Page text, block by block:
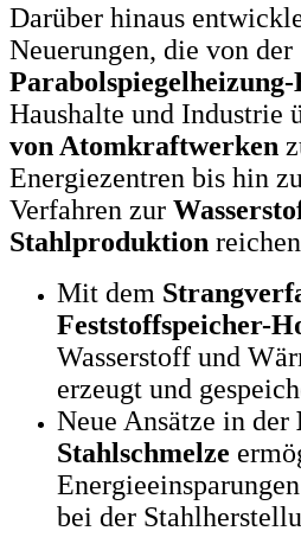
Darüber hinaus
Neuerungen, die von der
Haushalte und Industrie
von Atomkraftwerken
Energiezentren bis hin
Verfahren zur
Stahlproduktion
Mit dem
Feststoffspeicher-
Wasserstoff und
erzeugt und
Neue Ansätze in der
Stahlschmelze
bei der